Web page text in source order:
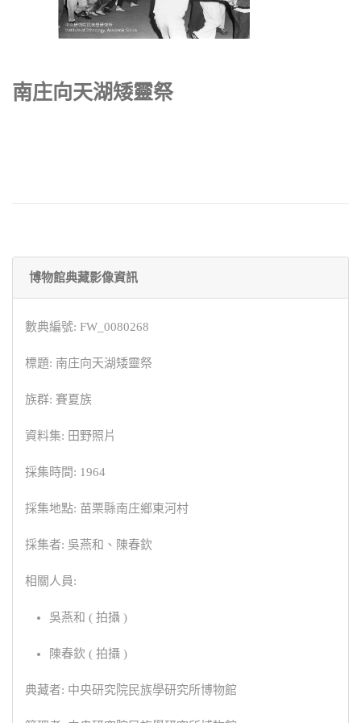
南庄向天湖矮靈祭
博物館典藏影像資訊
數典編號: FW_0080268
標題: 南庄向天湖矮靈祭
族群: 賽夏族
資料集: 田野照片
採集時間: 1964
採集地點: 苗栗縣南庄鄉東河村
採集者: 吳燕和、陳春欽
相關人員:
吳燕和 ( 拍攝 )
陳春欽 ( 拍攝 )
典藏者: 中央研究院民族學研究所博物館